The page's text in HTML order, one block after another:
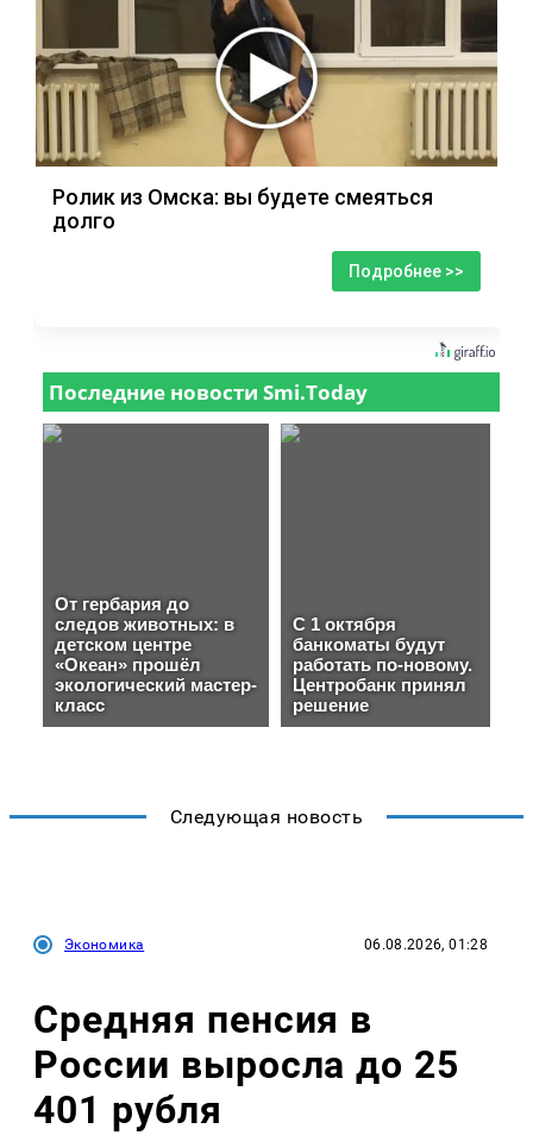
Ролик из Омска: вы будете смеяться
долго
Подробнее >>
Следующая новость
Экономика 06.08.2026, 01:28
Средняя пенсия в
России выросла до 25
401 рубля